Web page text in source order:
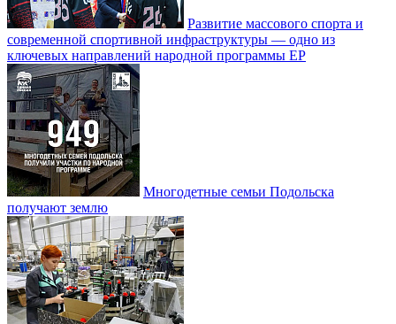
Развитие массового спорта и
современной спортивной инфраструктуры — одно из
ключевых направлений народной программы ЕР
Многодетные семьи Подольска
получают землю